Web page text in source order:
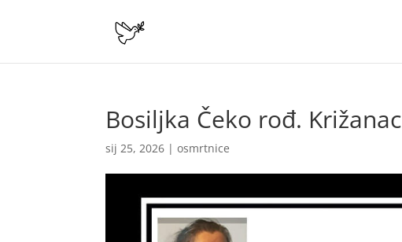
Bosiljka Čeko rođ. Križanac
sij 25, 2026 |osmrtnice